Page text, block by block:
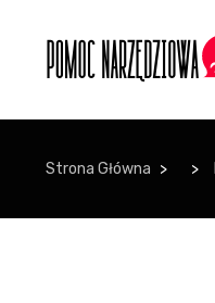
Strona Główna